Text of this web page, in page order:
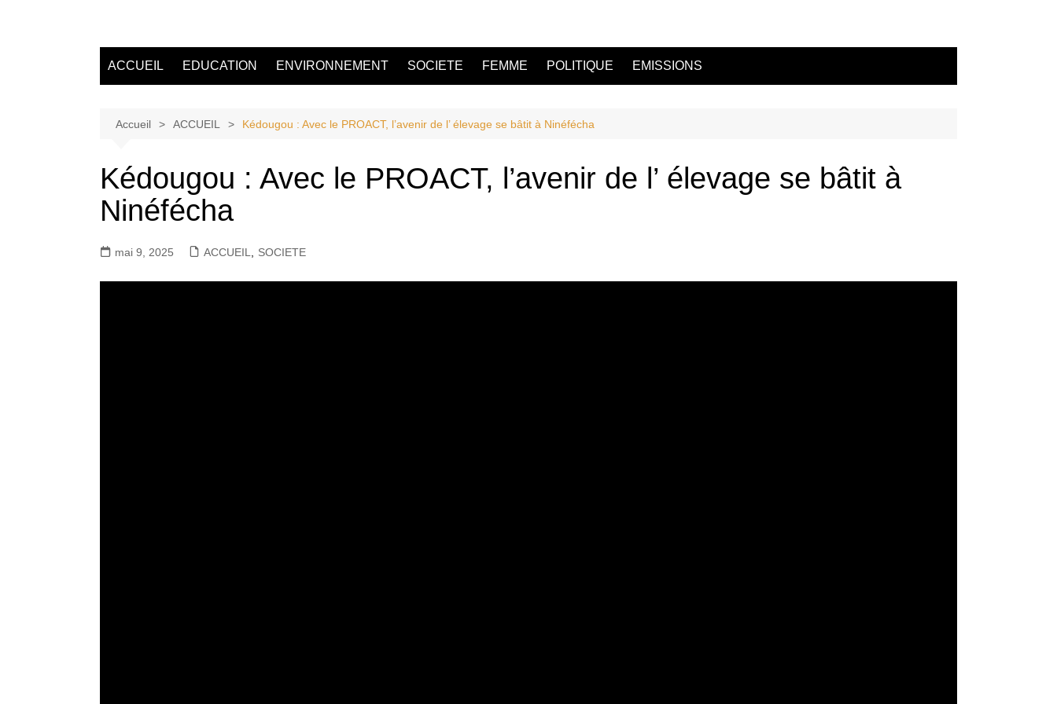
ACCUEIL EDUCATION ENVIRONNEMENT SOCIETE FEMME POLITIQUE EMISSIONS
Accueil ACCUEIL Kédougou : Avec le PROACT, l’avenir de l’ élevage se bâtit à Ninéfécha
Kédougou : Avec le PROACT, l’avenir de l’ élevage se bâtit à
Ninéfécha
mai 9, 2025 ACCUEIL SOCIETE